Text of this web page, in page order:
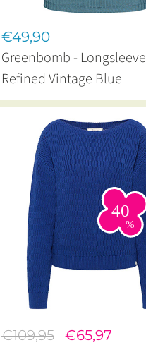
€49,90
Greenbomb - Longsleeve
Refined Vintage Blue
€109,95 €65,97